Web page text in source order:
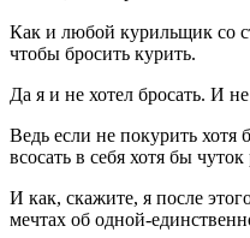
Как и любой курильщик со
чтобы бросить курить.
Да я и не хотел бросать. И
Ведь если не покурить хотя
всосать в себя хотя бы
И как, скажите, я после
мечтах об одной-